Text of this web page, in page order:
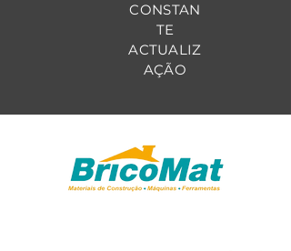
CONSTAN
TE
ACTUALIZ
AÇÃO